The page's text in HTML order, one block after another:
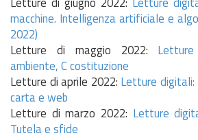
macchine. Intelligenza artificiale e
2022)
Letture di maggio 2022:
ambiente, C costituzione
Letture di aprile 2022: Letture digitali:
carta e web
Letture di marzo 2022: Letture
Tutela e sfide